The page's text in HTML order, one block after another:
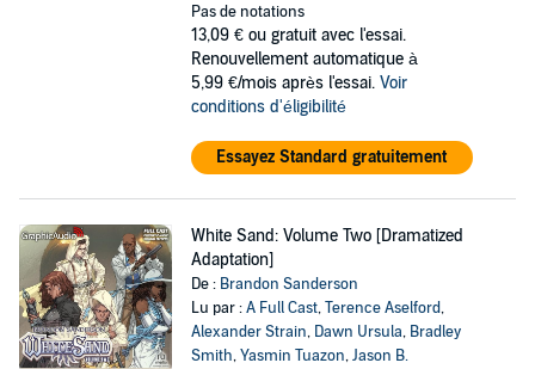
Pas de notations
13,09 € ou gratuit avec l'essai.
Renouvellement automatique à
5,99 €/mois après l'essai. Voir
conditions d'éligibilité
Essayez Standard gratuitement
White Sand: Volume Two [Dramatized
Adaptation]
De : Brandon Sanderson
Lu par :A Full Cast,Terence Aselford,
Alexander Strain, Dawn Ursula, Bradley
Smith,Yasmin Tuazon,Jason B.